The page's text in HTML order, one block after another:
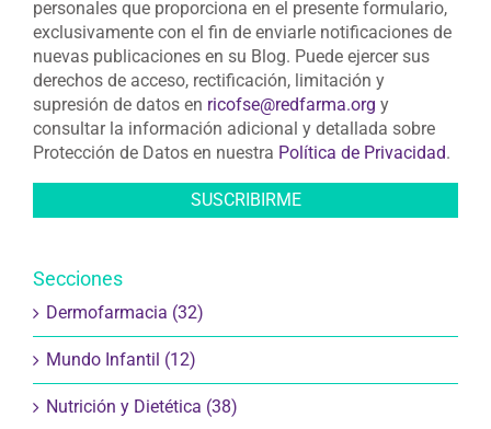
personales que proporciona en el presente formulario,
exclusivamente con el fin de enviarle notificaciones de
nuevas publicaciones en su Blog. Puede ejercer sus
derechos de acceso, rectificación, limitación y
supresión de datos en ricofse@redfarma.org y
consultar la información adicional y detallada sobre
Protección de Datos en nuestra Política de Privacidad.
Secciones
Dermofarmacia (32)
Mundo Infantil (12)
Nutrición y Dietética (38)